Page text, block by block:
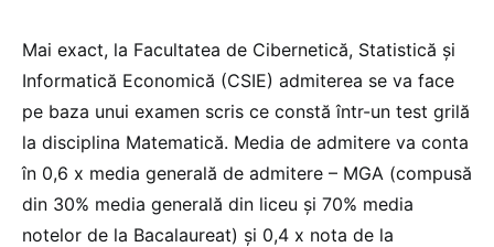
Mai exact, la Facultatea de Cibernetică, Statistică şi
Informatică Economică (CSIE) admiterea se va face
pe baza unui examen scris ce constă într-un test grilă
la disciplina Matematică. Media de admitere va conta
în 0,6 x media generală de admitere – MGA (compusă
din 30% media generală din liceu și 70% media
notelor de la Bacalaureat) și 0,4 x nota de la